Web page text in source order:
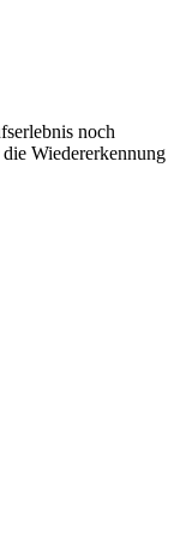
noch
Wiedererkennung